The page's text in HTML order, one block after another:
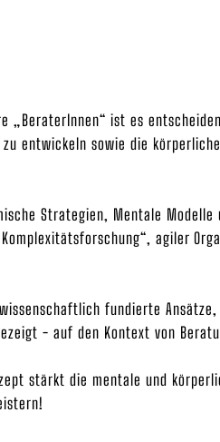
„BeraterInnen“ ist es
entwickeln sowie die
Strategien, Mentale
agiler
fundierte
- auf den Kontext von
Konzept stärkt die mentale und